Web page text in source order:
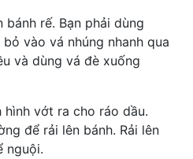
rế. Bạn phải dùng
vào vá nhúng nhanh qua
và dùng vá đè xuống
hình vớt ra cho ráo dầu.
để rải lên bánh. Rải lên
nguội.